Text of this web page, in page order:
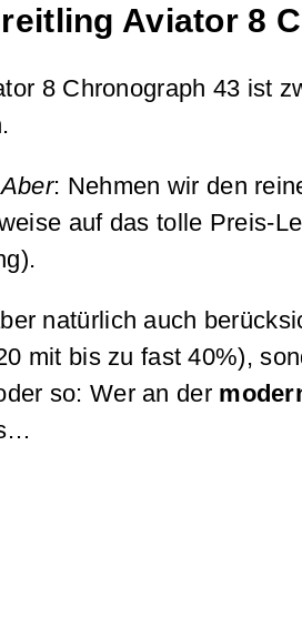
Aviator 8
8 Chronograph 43 ist
Aber: Nehmen wir den
auf das tolle Preis-
natürlich auch
mit bis zu fast 40%),
so: Wer an der